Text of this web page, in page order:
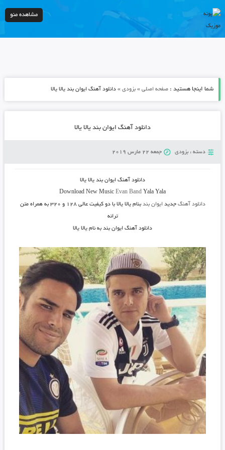
مشاهده منو
شما اینجا هستید : صفحه اصلی» بزودی» دانلود آهنگ ایوان بند یالا یالا
دانلود آهنگ ایوان بند یالا یالا
دسته : بزودی جمعه 22 مارس 2019
دانلود آهنگ ایوان بند یالا یالا
Download New MusicEvan Band Yala Yala
دانلود آهنگ جدیدایوان بند بنام یالا یالا
با دو کیفیت عالی ۱۲۸ و ۳۲۰ به همراه متن
ترانه
دانلود آهنگ ایوان بند به نام یالا یالا